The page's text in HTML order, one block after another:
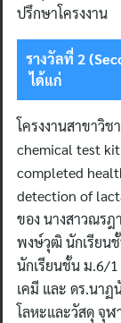
ปรึกษาโครงงาน
รางวัลที่ 2 (
ได้แก่
โครงงานสาขาวิ
chemical test
completed
detection of
ของ นางสาวณร
พงษ์วุฒิ นักเรียน
นักเรียนชั้น ม.6/
เคมี และ ดร.นาฏ
โลหะและวัสดุ จุ